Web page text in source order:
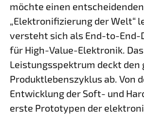
möchte einen
„Elektronifizierung der Welt“
versteht sich als End-to-
für High-Value-Elektronik. Das
Leistungsspektrum deckt den
Produktlebenszyklus ab. Von
Entwicklung der Soft- und
erste Prototypen der